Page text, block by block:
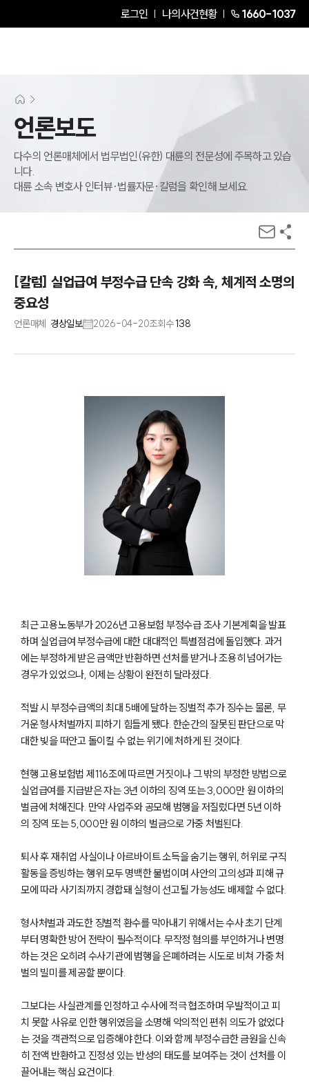
로그인 나의사건현황 1660-1037
언론보도
다수의 언론매체에서 법무법인(유한) 대륜의 전문성에 주목하고 있습
니다.
대륜 소속 변호사 인터뷰·법률자문·칼럼을 확인해 보세요.
[칼럼] 실업급여 부정수급 단속 강화 속, 체계적 소명의
중요성
언론매체 경상일보 2026-04-20조회수138
최근 고용노동부가 2026년 고용보험 부정수급 조사 기본계획을 발표
하며 실업급여 부정수급에 대한 대대적인 특별점검에 돌입했다. 과거
에는 부정하게 받은 금액만 반환하면 선처를 받거나 조용히 넘어가는
경우가 있었으나, 이제는 상황이 완전히 달라졌다.
적발 시 부정수급액의 최대 5배에 달하는 징벌적 추가 징수는 물론, 무
거운 형사처벌까지 피하기 힘들게 됐다. 한순간의 잘못된 판단으로 막
대한 빚을 떠안고 돌이킬 수 없는 위기에 처하게 된 것이다.
현행 고용보험법 제116조에 따르면 거짓이나 그 밖의 부정한 방법으로
실업급여를 지급받은 자는 3년 이하의 징역 또는 3,000만 원 이하의
벌금에 처해진다. 만약 사업주와 공모해 범행을 저질렀다면 5년 이하
의 징역 또는 5,000만 원 이하의 벌금으로 가중 처벌된다.
퇴사 후 재취업 사실이나 아르바이트 소득을 숨기는 행위, 허위로 구직
활동을 증빙하는 행위 모두 명백한 불법이며 사안의 고의성과 피해 규
모에 따라 사기죄까지 경합돼 실형이 선고될 가능성도 배제할 수 없다.
형사처벌과 과도한 징벌적 환수를 막아내기 위해서는 수사 초기 단계
부터 명확한 방어 전략이 필수적이다. 무작정 혐의를 부인하거나 변명
하는 것은 오히려 수사기관에 범행을 은폐하려는 시도로 비쳐 가중 처
벌의 빌미를 제공할 뿐이다.
그보다는 사실관계를 인정하고 수사에 적극 협조하며 우발적이고 피
치 못할 사유로 인한 행위였음을 소명해 악의적인 편취 의도가 없었다
는 것을 객관적으로 입증해야 한다. 이와 함께 부정수급한 금원을 신속
히 전액 반환하고 진정성 있는 반성의 태도를 보여주는 것이 선처를 이
끌어내는 핵심 요건이다.